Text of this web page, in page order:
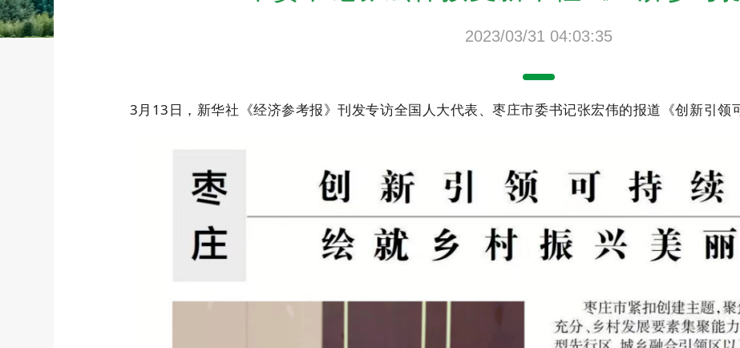
2023/03/31 04:03:35
3月13日，新华社《经济参考报》刊发专访全国人大代表、枣庄市委书记张宏伟的报道《创新引领